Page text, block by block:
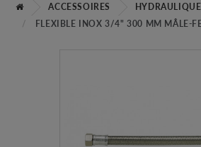
ACCESSOIRES HYDRAULIQUE
FLEXIBLE INOX 3/4" 300 MM MÂLE-